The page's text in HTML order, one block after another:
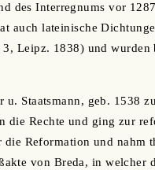
des Interregnums vor
auch lateinische
Leipz. 1838) und wurden
Staatsmann, geb. 1538
die Rechte und ging zur
Reformation und nahm
von Breda, in welcher